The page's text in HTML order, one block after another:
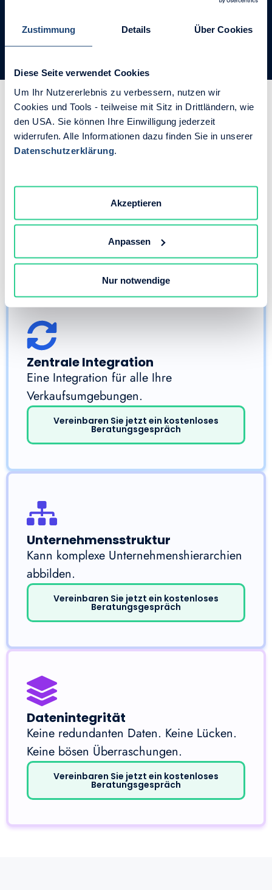
Zustimmung Details Über Cookies
Diese Seite verwendet Cookies
Um Ihr Nutzererlebnis zu verbessern, nutzen wir
Cookies und Tools - teilweise mit Sitz in Drittländern, wie
den USA. Sie können Ihre Einwilligung jederzeit
widerrufen. Alle Informationen dazu finden Sie in unserer
Datenschutzerklärung
Akzeptieren
Anpassen
Nur notwendige
Vereinbaren Sie jetzt ein kostenloses
Beratungsgespräch
Was unterscheidet
SyncSpider vom
Optimiert für mehrere
Vetriebskanäle, Regionen – und
überhaupt jede Art von komplexen
Vertriebsstrukturen.
Zentrale Integration
Eine Integration für alle Ihre
Verkaufsumgebungen.
Vereinbaren Sie jetzt ein kostenloses
Beratungsgespräch
Unternehmensstruktur
Kann komplexe Unternehmenshierarchien
abbilden.
Vereinbaren Sie jetzt ein kostenloses
Beratungsgespräch
Datenintegrität
Keine redundanten Daten. Keine Lücken.
Keine bösen Überraschungen.
Vereinbaren Sie jetzt ein kostenloses
Beratungsgespräch